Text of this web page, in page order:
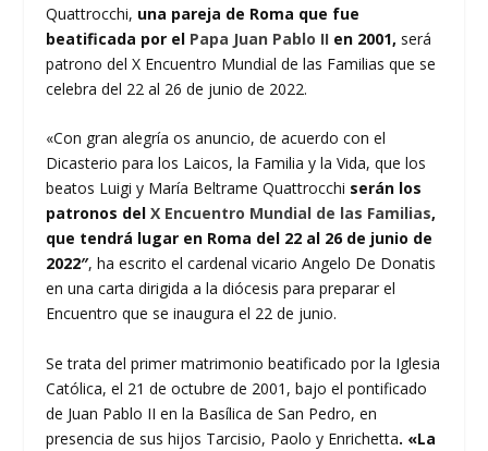
Quattrocchi, una pareja de Roma que fue
beatificada por el Papa Juan Pablo II en 2001, será
patrono del X Encuentro Mundial de las Familias que se
celebra del 22 al 26 de junio de 2022.
«Con gran alegría os anuncio, de acuerdo con el
Dicasterio para los Laicos, la Familia y la Vida, que los
beatos Luigi y María Beltrame Quattrocchi serán los
patronos delX Encuentro Mundial de las Familias,
que tendrá lugar en Roma del 22 al 26 de junio de
2022″, ha escrito el cardenal vicario Angelo De Donatis
en una carta dirigida a la diócesis para preparar el
Encuentro que se inaugura el 22 de junio.
Se trata del primer matrimonio beatificado por la Iglesia
Católica, el 21 de octubre de 2001, bajo el pontificado
de Juan Pablo II en la Basílica de San Pedro, en
presencia de sus hijos Tarcisio, Paolo y Enrichetta. «La